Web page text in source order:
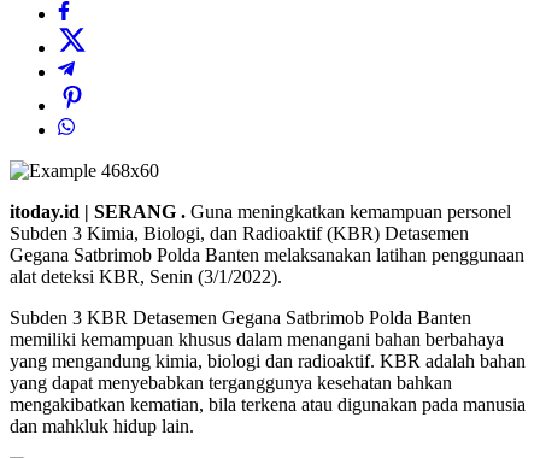
itoday.id | SERANG . Guna meningkatkan kemampuan personel
Subden 3 Kimia, Biologi, dan Radioaktif (KBR) Detasemen
Gegana Satbrimob Polda Banten melaksanakan latihan penggunaan
alat deteksi KBR, Senin (3/1/2022).
Subden 3 KBR Detasemen Gegana Satbrimob Polda Banten
memiliki kemampuan khusus dalam menangani bahan berbahaya
yang mengandung kimia, biologi dan radioaktif. KBR adalah bahan
yang dapat menyebabkan terganggunya kesehatan bahkan
mengakibatkan kematian, bila terkena atau digunakan pada manusia
dan mahkluk hidup lain.